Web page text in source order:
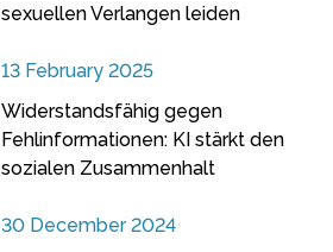
sexuellen Verlangen leiden
13 February 2025
Widerstandsfähig gegen
Fehlinformationen: KI stärkt den
sozialen Zusammenhalt
30 December 2024